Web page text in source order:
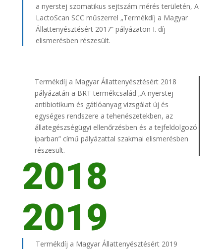
a nyerstej szomatikus sejtszám mérés területén, A
LactoScan SCC műszerrel „Termékdíj a Magyar
Állattenyésztésért 2017” pályázaton I. díj
elismerésben részesült.
Termékdíj a Magyar Állattenyésztésért 2018
pályázatán a BRT termékcsalád „A nyerstej
antibiotikum és gátlóanyag vizsgálat új és
egységes rendszere a tehenészetekben, az
állategészségügyi ellenőrzésben és a tejfeldolgozó
iparban” című pályázattal szakmai elismerésben
részesült.
2018
2019
Termékdíj a Magyar Állattenyésztésért 2019